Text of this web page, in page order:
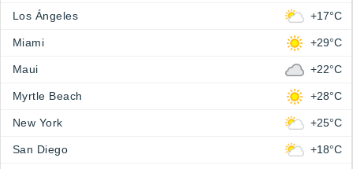
Los Ángeles +17°C
Miami +29°C
Maui +22°C
Myrtle Beach +28°C
New York +25°C
San Diego +18°C